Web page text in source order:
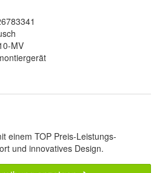
MV
einem TOP Preis-Leistungs-
und innovatives Design.